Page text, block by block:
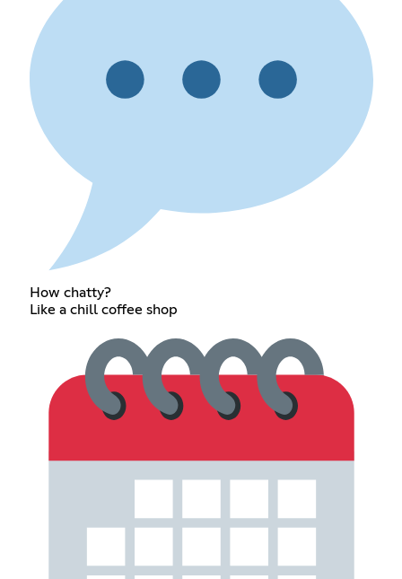
How chatty?
Like a chill coffee shop